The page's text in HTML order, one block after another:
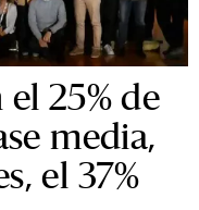
25% de
media,
el 37%